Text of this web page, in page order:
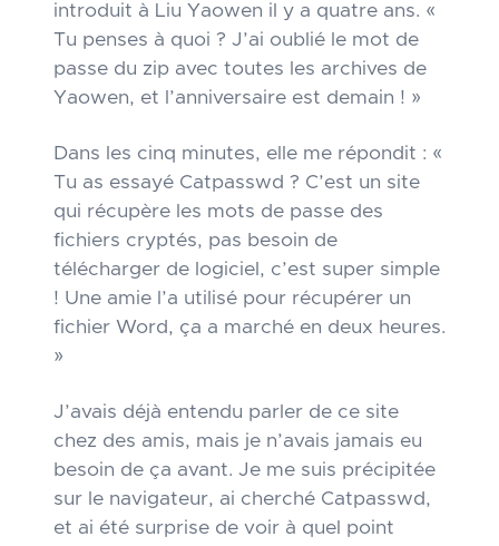
introduit à Liu Yaowen il y a quatre ans. «
Tu penses à quoi ? J’ai oublié le mot de
passe du zip avec toutes les archives de
Yaowen, et l’anniversaire est demain ! »
Dans les cinq minutes, elle me répondit : «
Tu as essayé Catpasswd ? C’est un site
qui récupère les mots de passe des
fichiers cryptés, pas besoin de
télécharger de logiciel, c’est super simple
! Une amie l’a utilisé pour récupérer un
fichier Word, ça a marché en deux heures.
»
J’avais déjà entendu parler de ce site
chez des amis, mais je n’avais jamais eu
besoin de ça avant. Je me suis précipitée
sur le navigateur, ai cherché Catpasswd,
et ai été surprise de voir à quel point